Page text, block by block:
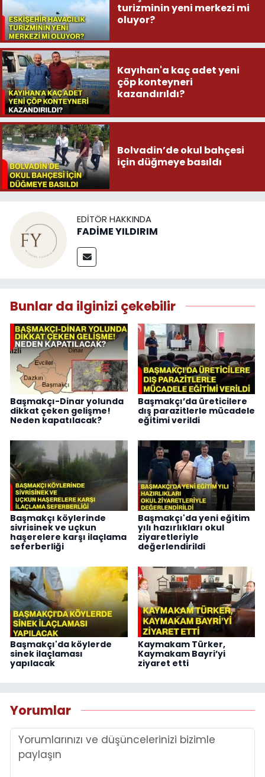
turizminin yeni merkezi mi
oluyor?
Kayıhan'a kaç adet yeni
çöp konteyneri
kazandırıldı?
Bolvadin’de okul bahçesi
için düğmeye basıldı
EDITÖR HAKKINDA
FADİME YILDIRIM
Bunlar da ilginizi çekebilir
Başmakçı-Dinar yolunda
dikkat çeken gelişme!
Neden kapatılacak?
Başmakçı’da üreticilere
dış parazitlerle mücadele
eğitimi verildi
Başmakçı köylerinde
sivrisinek ve uçkun
haşerelere karşı ilaçlama
seferberliği
Başmakçı'da yeni eğitim
yılı hazırlıkları okul
ziyaretleriyle
değerlendirildi
Başmakçı'da köylerde
sinek ilaçlaması
yapılacak
Kaymakam Türker,
Kaymakam Bayri’yi
ziyaret etti
Yorumlar